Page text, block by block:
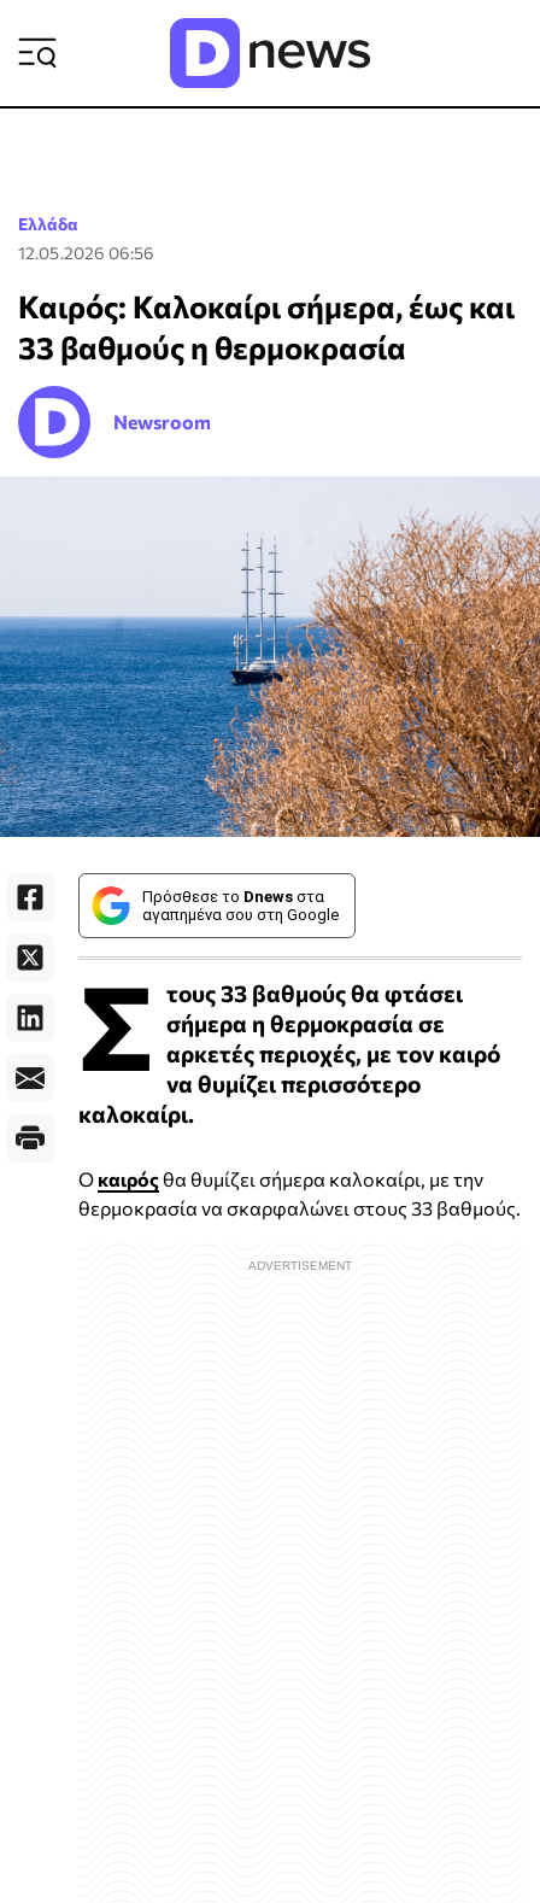
Ελλάδα
12.05.2026 06:56
Καιρός: Καλοκαίρι σήμερα, έως και
33 βαθμούς η θερμοκρασία
Newsroom
Πρόσθεσε το Dnews στα
αγαπημένα σου στη Google
Σ τους 33 βαθμούς θα φτάσει
σήμερα η θερμοκρασία σε
αρκετές περιοχές, με τον καιρό
να θυμίζει περισσότερο
καλοκαίρι.
Ο καιρόςθα θυμίζει σήμερα καλοκαίρι, με την
θερμοκρασία να σκαρφαλώνει στους 33 βαθμούς.